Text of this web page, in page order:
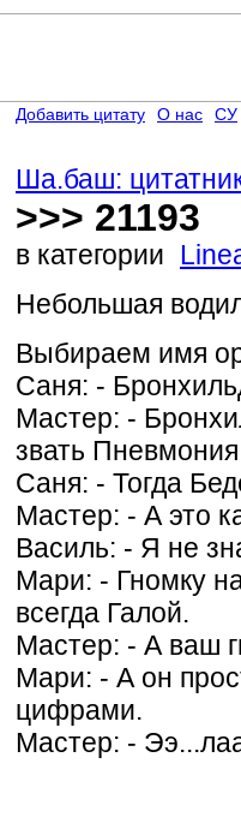
Ша.баш:
>>> 21193
в категории
Небольшая
Выбираем имя
Саня: -
Мастер: -
звать
Саня: - Тогда
Мастер: - А это
Василь: - Я не
Мари: - Гномку
всегда Галой.
Мастер: - А ваш
Мари: - А он
цифрами.
Мастер: -
Добавить цитату О нас СУ